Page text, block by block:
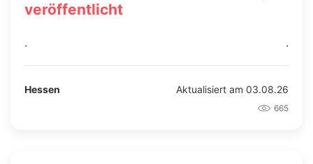
veröffentlicht
. .
Hessen Aktualisiert am 03.08.26
665